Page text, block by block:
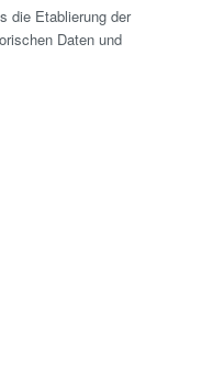
die Etablierung der
Daten und